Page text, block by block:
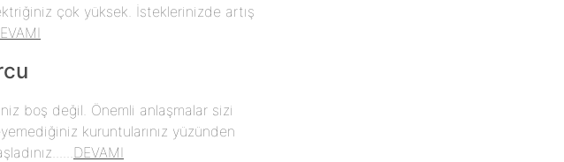
çok yüksek. İsteklerinizde artış
boş değil. Önemli anlaşmalar sizi
kuruntularınız yüzünden
DEVAMI